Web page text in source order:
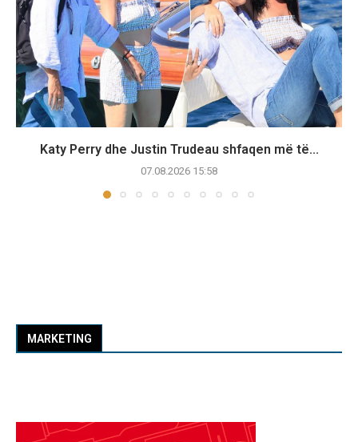
Katy Perry dhe Justin Trudeau shfaqen më të...
07.08.2026 15:58
MARKETING